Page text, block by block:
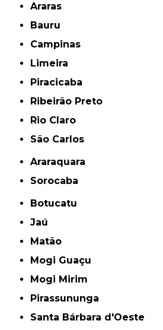
Araras
Bauru
Campinas
Limeira
Piracicaba
Ribeirão Preto
Rio Claro
São Carlos
Araraquara
Sorocaba
Botucatu
Jaú
Matão
Mogi Guaçu
Mogi Mirim
Pirassununga
Santa Bárbara d'Oeste